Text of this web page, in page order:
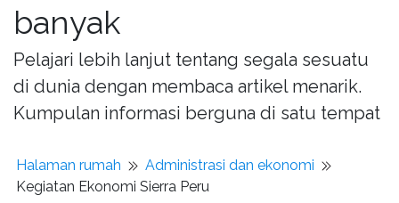
banyak
Pelajari lebih lanjut tentang segala sesuatu
di dunia dengan membaca artikel menarik.
Kumpulan informasi berguna di satu tempat
Halaman rumah
Administrasi dan ekonomi
Kegiatan Ekonomi Sierra Peru